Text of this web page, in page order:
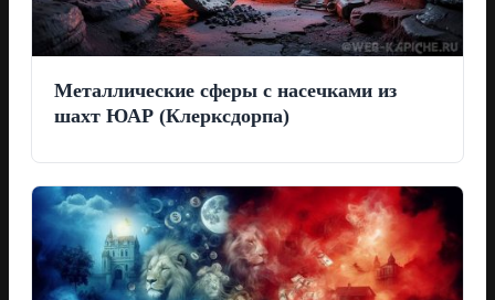
Металлические сферы с насечками из
шахт ЮАР (Клерксдорпа)